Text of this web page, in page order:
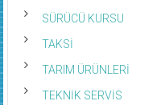
SÜRÜCÜ KURSU
TAKSİ
TARIM ÜRÜNLERİ
TEKNİK SERVİS